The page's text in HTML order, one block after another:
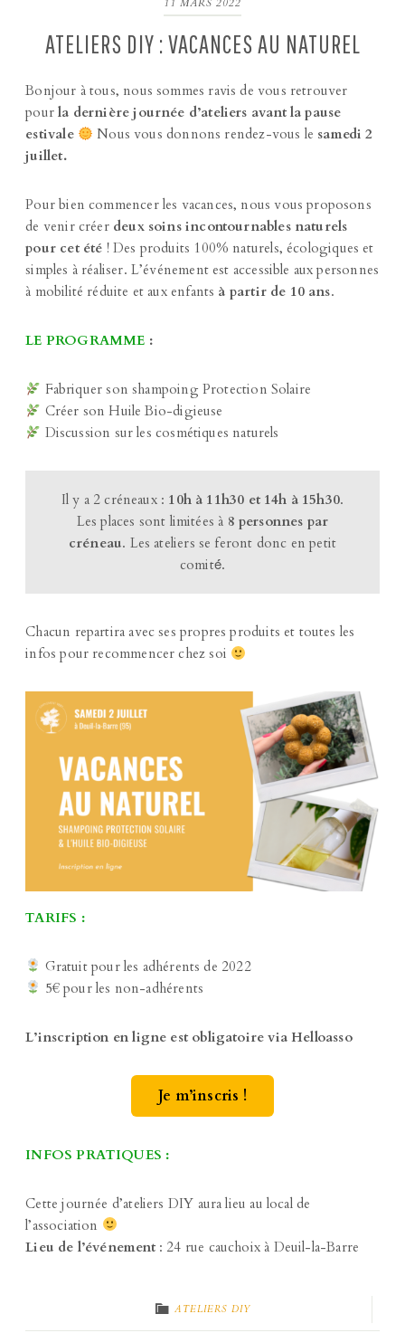
11 MARS 2022
ATELIERS DIY : VACANCES AU NATUREL
Bonjour à tous, nous sommes ravis de vous retrouver
pour la dernière journée d’ateliers avant la pause
estivale
Nous vous donnons rendez-vous le samedi 2
juillet.
Pour bien commencer les vacances, nous vous proposons
de venir créer deux soins incontournables naturels
pour cet été ! Des produits 100% naturels, écologiques et
simples à réaliser. L’événement est accessible aux personnes
à mobilité réduite et aux enfants à partir de 10 ans.
LE PROGRAMME :
Fabriquer son shampoing Protection Solaire
Créer son Huile Bio-digieuse
Discussion sur les cosmétiques naturels
Il y a 2 créneaux : 10h à 11h30 et 14h à 15h30.
Les places sont limitées à 8 personnes par
créneau. Les ateliers se feront donc en petit
comité́.
Chacun repartira avec ses propres produits et toutes les
infos pour recommencer chez soi
TARIFS :
Gratuit pour les adhérents de 2022
5€ pour les non-adhérents
L’inscription en ligne est obligatoire via Helloasso
Je m’inscris !
INFOS PRATIQUES :
Cette journée d’ateliers DIY aura lieu au local de
l’association
Lieu de l’événement : 24 rue cauchoix à Deuil-la-Barre
ATELIERS DIY